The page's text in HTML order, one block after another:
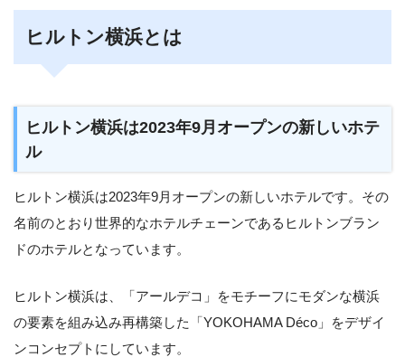
ヒルトン横浜とは
ヒルトン横浜は2023年9月オープンの新しいホテ
ル
ヒルトン横浜は2023年9月オープンの新しいホテルです。その
名前のとおり世界的なホテルチェーンであるヒルトンブラン
ドのホテルとなっています。
ヒルトン横浜は、「アールデコ」をモチーフにモダンな横浜
の要素を組み込み再構築した「YOKOHAMA Déco」をデザイ
ンコンセプトにしています。